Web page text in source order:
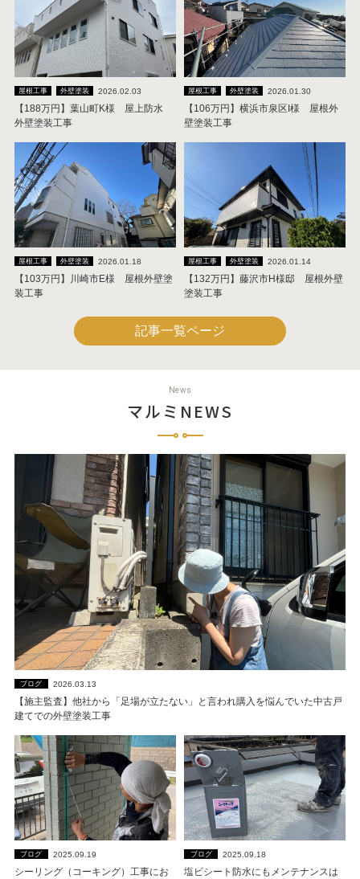
屋根工事 外壁塗装 2026.02.03
【188万円】葉山町K様 屋上防水
外壁塗装工事
屋根工事 外壁塗装 2026.01.30
【106万円】横浜市泉区I様 屋根外
壁塗装工事
屋根工事 外壁塗装 2026.01.18
【103万円】川崎市E様 屋根外壁塗
装工事
屋根工事 外壁塗装 2026.01.14
【132万円】藤沢市H様邸 屋根外壁
塗装工事
記事一覧ページ
News
マルミNEWS
ブログ 2026.03.13
【施主監査】他社から「足場が立たない」と言われ購入を悩んでいた中古戸
建てでの外壁塗装工事
ブログ 2025.09.19
シーリング（コーキング）工事にお
ブログ 2025.09.18
塩ビシート防水にもメンテナンスは